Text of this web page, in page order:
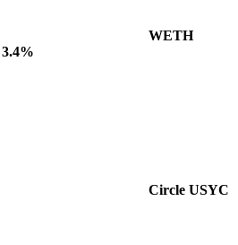
WETH
3.4%
Circle USYC